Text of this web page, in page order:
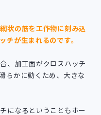
状の筋を工作物に刻み込
チが生まれるのです。
、加工面がクロスハッチ
らかに動くため、大きな
になるということもホー